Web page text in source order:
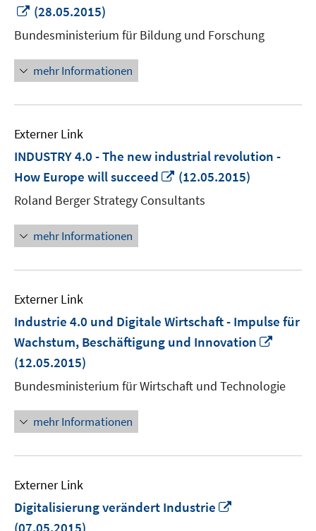
In
neuem
Fenster
öffnen
(28.05.2015)
Bundesministerium für Bildung und Forschung
mehr Informationen
Externer Link
INDUSTRY 4.0 - The new industrial revolution -
How Europe will succeed
In
neuem
Fenster
(12.05.2015)
Roland Berger Strategy Consultants
mehr Informationen
Externer Link
Industrie 4.0 und Digitale Wirtschaft - Impulse für
Wachstum, Beschäftigung und Innovation
öffnen
(12.05.2015)
Bundesministerium für Wirtschaft und Technologie
mehr Informationen
Externer Link
Digitalisierung verändert Industrie
(07.05.2015)